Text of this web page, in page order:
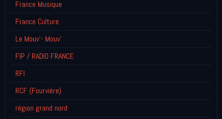
France Musique
France Culture
Le Mouv'- Mouv'
FIP / RADIO FRANCE
RFI
RCF (Fourvière)
région grand nord